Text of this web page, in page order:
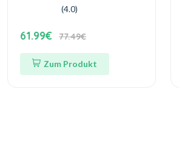
(4.0)
61.99€ 77.49€
Zum Produkt